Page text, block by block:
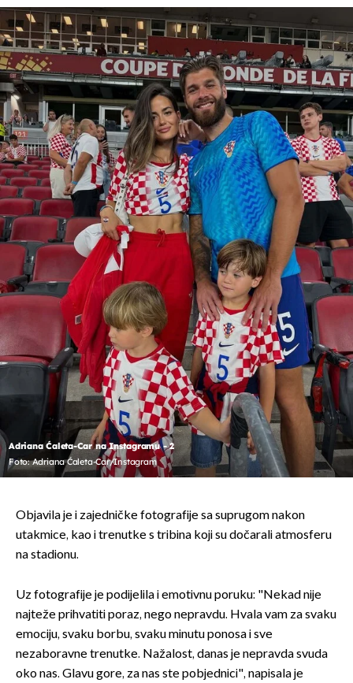
Adriana Ćaleta-Car na Instagramu - 2
Foto: Adriana Ćaleta-Car/Instagram
Objavila je i zajedničke fotografije sa suprugom nakon
utakmice, kao i trenutke s tribina koji su dočarali atmosferu
na stadionu.
Uz fotografije je podijelila i emotivnu poruku: "Nekad nije
najteže prihvatiti poraz, nego nepravdu. Hvala vam za svaku
emociju, svaku borbu, svaku minutu ponosa i sve
nezaboravne trenutke. Nažalost, danas je nepravda svuda
oko nas. Glavu gore, za nas ste pobjednici", napisala je